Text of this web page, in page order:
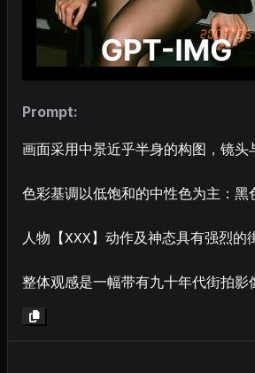
Prompt:
画面采用中景近乎半身的构图，镜
色彩基调以低饱和的中性色为主：
人物【XXX】动作及神态具有强烈
整体观感是一幅带有九十年代街拍